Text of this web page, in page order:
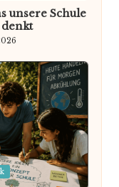
unsere Schule